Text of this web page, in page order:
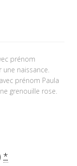
prénom
naissance.
prénom Paula
grenouille rose.
*